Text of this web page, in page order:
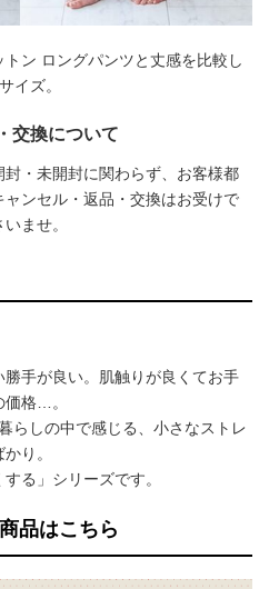
ン ロングパンツと丈感を比較し
イズ。
交換について
・未開封に関わらず、お客様都
ンセル・返品・交換はお受けで
ませ。
手が良い。肌触りが良くてお手
価格…。
らしの中で感じる、小さなストレ
り。
る」シリーズです。
品はこちら